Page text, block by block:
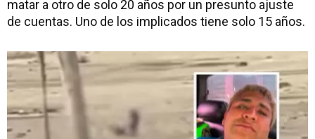
matar a otro de solo 20 años por un presunto ajuste
de cuentas. Uno de los implicados tiene solo 15 años.